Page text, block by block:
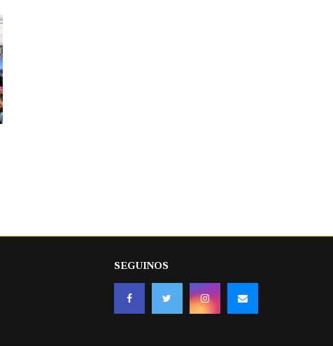
SEGUINOS